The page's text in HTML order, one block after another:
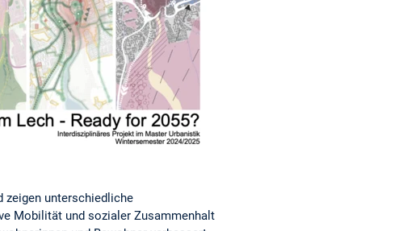
zeigen unterschiedliche
Mobilität und sozialer Zusammenhalt